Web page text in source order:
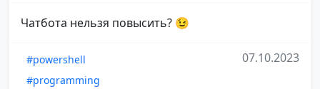
Чатбота нельзя повысить? 😉
#powershell
#programming
07.10.2023